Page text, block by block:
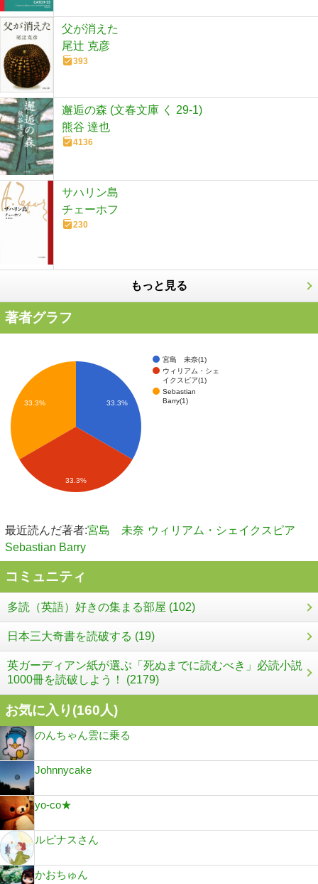
父が消えた
尾辻 克彦
393
邂逅の森 (文春文庫 く 29-1)
熊谷 達也
4136
サハリン島
チェーホフ
230
もっと見る
著者グラフ
宮島 未奈(1)
ウィリアム・シェ
イクスピア(1)
Sebastian
Barry(1)
33.3%
33.3%
33.3%
最近読んだ著者:宮島 未奈 ウィリアム・シェイクスピア
Sebastian Barry
コミュニティ
多読（英語）好きの集まる部屋 (102)
日本三大奇書を読破する (19)
英ガーディアン紙が選ぶ「死ぬまでに読むべき」必読小説
1000冊を読破しよう！ (2179)
お気に入り(160人)
のんちゃん雲に乗る
Johnnycake
yo-co★
ルピナスさん
かおちゅん